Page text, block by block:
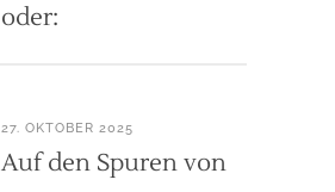
oder:
27. OKTOBER 2025
Auf den Spuren von